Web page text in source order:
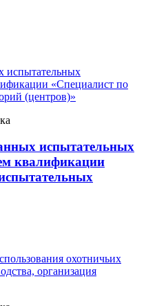
испытательных
квалификации